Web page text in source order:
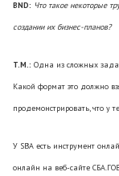
BND: Что такое некоторые
создании их бизнес-планов?
T.M.: Одна из сложных
Какой формат это должно
продемонстрировать, что у
У SBA есть инструмент
онлайн на веб-сайте